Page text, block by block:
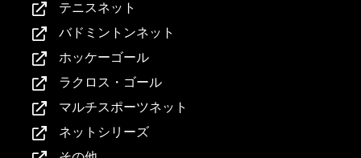
テニスネット
バドミントンネット
ホッケーゴール
ラクロス・ゴール
マルチスポーツネット
ネットシリーズ